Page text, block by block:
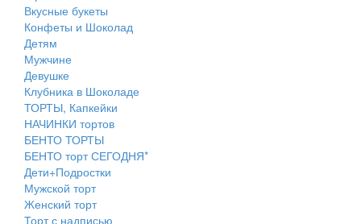
Вкусные букеты
Конфеты и Шоколад
Детям
Мужчине
Девушке
Клубника в Шоколаде
ТОРТЫ, Капкейки
НАЧИНКИ тортов
БЕНТО ТОРТЫ
БЕНТО торт СЕГОДНЯ*
Дети+Подростки
Мужской торт
Женский торт
Торт с надписью